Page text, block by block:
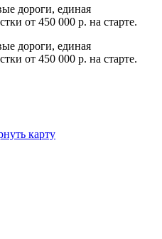
дороги, единая
от 450 000 р. на старте.
дороги, единая
от 450 000 р. на старте.
карту